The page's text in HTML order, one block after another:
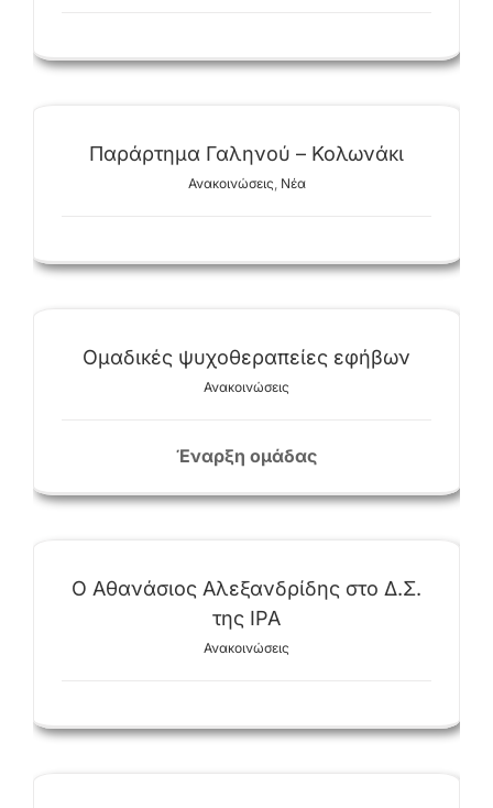
Παράρτημα Γαληνού – Κολωνάκι
Ανακοινώσεις Νέα
Ομαδικές ψυχοθεραπείες εφήβων
Ανακοινώσεις
Έναρξη ομάδας
Ο Αθανάσιος Αλεξανδρίδης στο Δ.Σ.
της IPA
Ανακοινώσεις